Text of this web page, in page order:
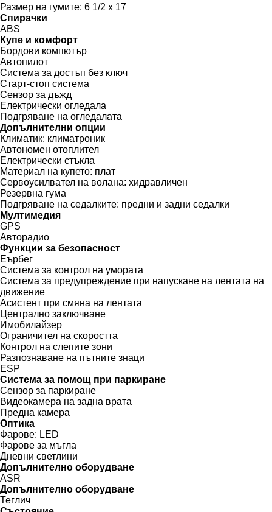
Размер на гумите: 6 1/2 x 17
Спирачки
ABS
Купе и комфорт
Бордови компютър
Автопилот
Система за достъп без ключ
Старт-стоп система
Сензор за дъжд
Електрически огледала
Подгряване на огледалата
Допълнителни опции
Климатик: климатроник
Автономен отоплител
Електрически стъкла
Материал на купето: плат
Сервоусилвател на волана: хидравличен
Резервна гума
Подгряване на седалките: предни и задни седалки
Мултимедия
GPS
Авторадио
Функции за безопасност
Еърбег
Система за контрол на умората
Система за предупреждение при напускане на лентата на
движение
Асистент при смяна на лентата
Централно заключване
Имобилайзер
Ограничител на скоростта
Контрол на слепите зони
Разпознаване на пътните знаци
ESP
Система за помощ при паркиране
Сензор за паркиране
Видеокамера на задна врата
Предна камера
Оптика
Фарове: LED
Фарове за мъгла
Дневни светлини
Допълнително оборудване
ASR
Допълнително оборудване
Теглич